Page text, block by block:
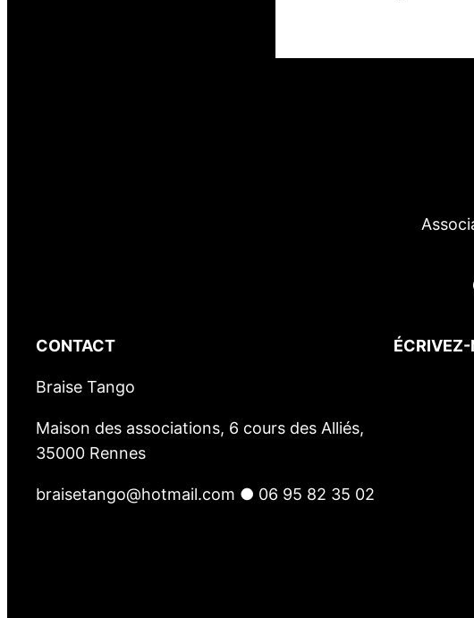
CONTACT
Braise Tango
Maison des associations, 6 cours des Alliés,
35000 Rennes
braisetango@hotmail.com ● 06 95 82 35 02
ÉCRIVEZ-